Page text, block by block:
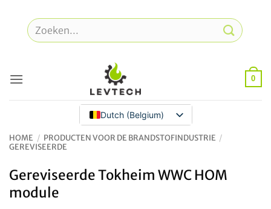
inhoud
Zoeken
naar:
0
Dutch (Belgium)
HOME / PRODUCTEN VOOR DE BRANDSTOFINDUSTRIE /
GEREVISEERDE
Gereviseerde Tokheim WWC HOM
module